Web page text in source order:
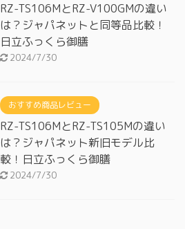
RZ-TS106MとRZ-V100GMの違い
は？ジャパネットと同等品比較！
日立ふっくら御膳
2024/7/30
おすすめ商品レビュー
RZ-TS106MとRZ-TS105Mの違い
は？ジャパネット新旧モデル比
較！日立ふっくら御膳
2024/7/30